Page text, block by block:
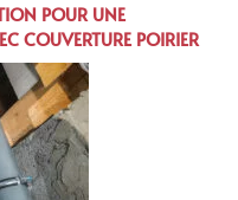
POUR UNE
COUVERTURE POIRIER